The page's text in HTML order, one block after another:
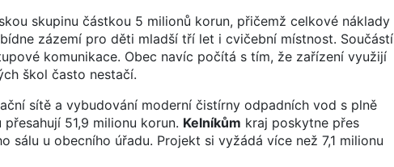
skupinu částkou 5 milionů korun, přičemž celkové náklady
zázemí pro děti mladší tří let i cvičební místnost. Součástí
komunikace. Obec navíc počítá s tím, že zařízení využijí
škol často nestačí.
sítě a vybudování moderní čistírny odpadních vod s plně
51,9 milionu korun. Kelníkům kraj poskytne přes
sálu u obecního úřadu. Projekt si vyžádá více než 7,1 milionu